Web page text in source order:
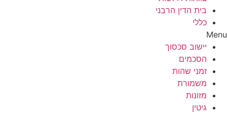
בית הדין הרבני
כללי
Menu
יישוב סכסוך
הסכמים
זמני שהות
משמורת
מזונות
גיטין